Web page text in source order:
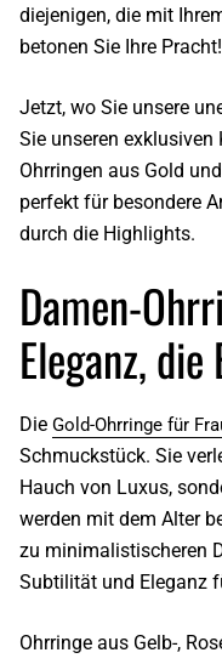
diejenigen, die mit
betonen Sie Ihre Pracht!
Jetzt, wo Sie unsere
Sie unseren
Ohrringen aus Gold
perfekt für besondere
durch die Highlights.
Damen-
Eleganz,
Die Gold-Ohrringe für
Schmuckstück. Sie
Hauch von Luxus,
werden mit dem Alter
zu minimalistischeren
Subtilität und Eleganz
Ohrringe aus Gelb-,